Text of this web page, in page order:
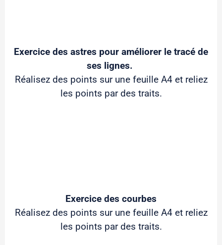
Exercice des astres pour améliorer le tracé de
ses lignes.
Réalisez des points sur une feuille A4 et reliez
les points par des traits.
Exercice des courbes
Réalisez des points sur une feuille A4 et reliez
les points par des traits.